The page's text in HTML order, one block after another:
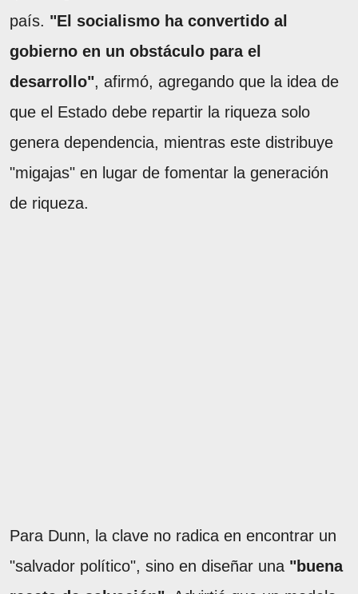
país. "El socialismo ha convertido al
gobierno en un obstáculo para el
desarrollo", afirmó, agregando que la idea de
que el Estado debe repartir la riqueza solo
genera dependencia, mientras este distribuye
"migajas" en lugar de fomentar la generación
de riqueza.
Para Dunn, la clave no radica en encontrar un
"salvador político", sino en diseñar una "buena